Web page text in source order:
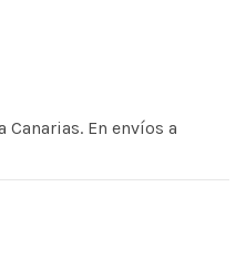
En envíos a